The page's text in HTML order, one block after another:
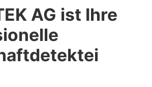
AG ist Ihre